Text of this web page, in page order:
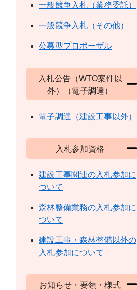
一般競争入札（業務委託）
一般競争入札（その他）
公募型プロポーザル
入札公告（WTO案件以
外）（電子調達）
電子調達（建設工事以外）
入札参加資格
建設工事関連の入札参加に
ついて
森林整備業務の入札参加に
ついて
建設工事・森林整備以外の
入札参加について
お知らせ・要領・様式